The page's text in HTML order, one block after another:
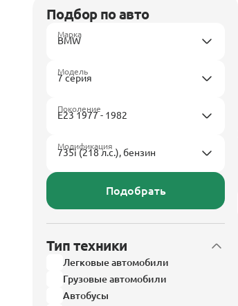
Подбор по авто
Марка
Модель
Поколение
Модификация
Подобрать
Тип техники
Легковые автомобили
Грузовые автомобили
Автобусы